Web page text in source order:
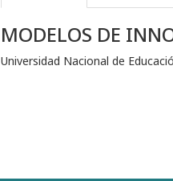
MODELOS DE
Universidad Nacional de